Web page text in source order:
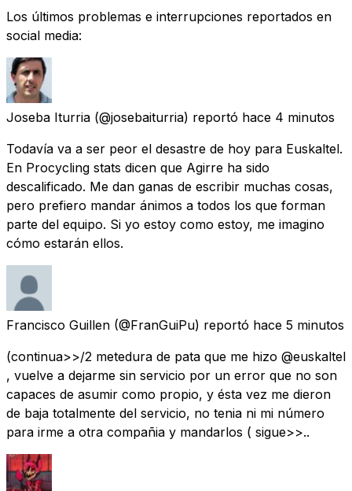
Los últimos problemas e interrupciones reportados en
social media:
Joseba Iturria (@josebaiturria) reportó hace 4 minutos
Todavía va a ser peor el desastre de hoy para Euskaltel.
En Procycling stats dicen que Agirre ha sido
descalificado. Me dan ganas de escribir muchas cosas,
pero prefiero mandar ánimos a todos los que forman
parte del equipo. Si yo estoy como estoy, me imagino
cómo estarán ellos.
Francisco Guillen (@FranGuiPu) reportó hace 5 minutos
(continua>>/2 metedura de pata que me hizo @euskaltel
, vuelve a dejarme sin servicio por un error que no son
capaces de asumir como propio, y ésta vez me dieron
de baja totalmente del servicio, no tenia ni mi número
para irme a otra compañia y mandarlos ( sigue>>..